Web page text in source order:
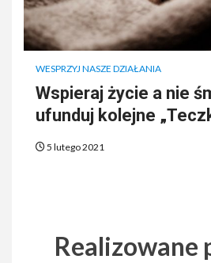
WESPRZYJ NASZE DZIAŁANIA
Wspieraj życie a nie
ufunduj kolejne
5 lutego 2021
Realizowane